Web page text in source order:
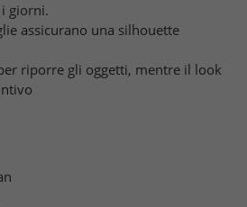
giorni.
assicurano una silhouette
riporre gli oggetti, mentre il look